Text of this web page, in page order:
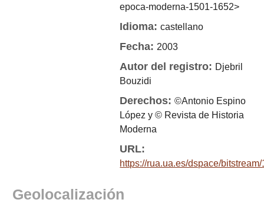
epoca-moderna-1501-1652>
Idioma:castellano
Fecha:2003
Autor del registro: Djebril
Bouzidi
Derechos:©Antonio Espino
López y © Revista de Historia
Moderna
URL:
https://rua.ua.es/dspace/
Geolocalización